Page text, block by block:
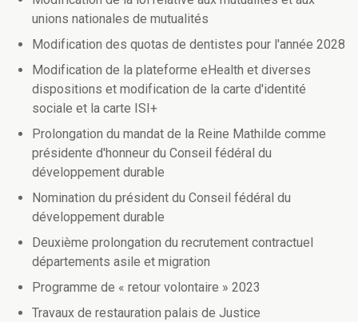
unions nationales de mutualités
Modification des quotas de dentistes pour l'année 2028
Modification de la plateforme eHealth et diverses
dispositions et modification de la carte d'identité
sociale et la carte ISI+
Prolongation du mandat de la Reine Mathilde comme
présidente d'honneur du Conseil fédéral du
développement durable
Nomination du président du Conseil fédéral du
développement durable
Deuxième prolongation du recrutement contractuel
départements asile et migration
Programme de « retour volontaire » 2023
Travaux de restauration palais de Justice